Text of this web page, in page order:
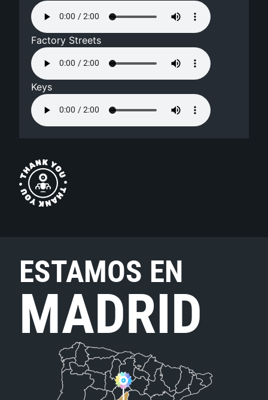
Factory Streets
Keys
ESTAMOS EN
MADRID